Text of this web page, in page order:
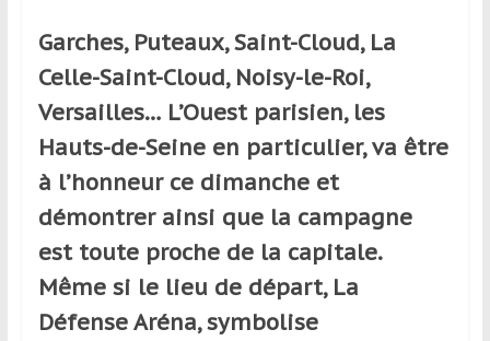
passionnés
ou
simples
spectateurs
de
sport,
qui
déplacent
en
France
Garches, Puteaux, Saint-Cloud, La
Celle-Saint-Cloud, Noisy-le-Roi,
Versailles… L’Ouest parisien, les
Hauts-de-Seine en particulier, va être
à l’honneur ce dimanche et
démontrer ainsi que la campagne
est toute proche de la capitale.
Même si le lieu de départ, La
Défense Aréna, symbolise